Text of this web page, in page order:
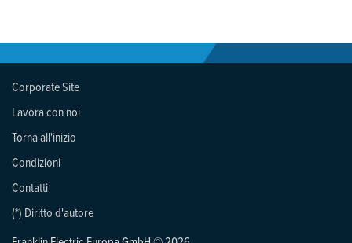
Corporate Site
Lavora con noi
Torna all'inizio
Condizioni
Contatti
(*) Diritto d'autore